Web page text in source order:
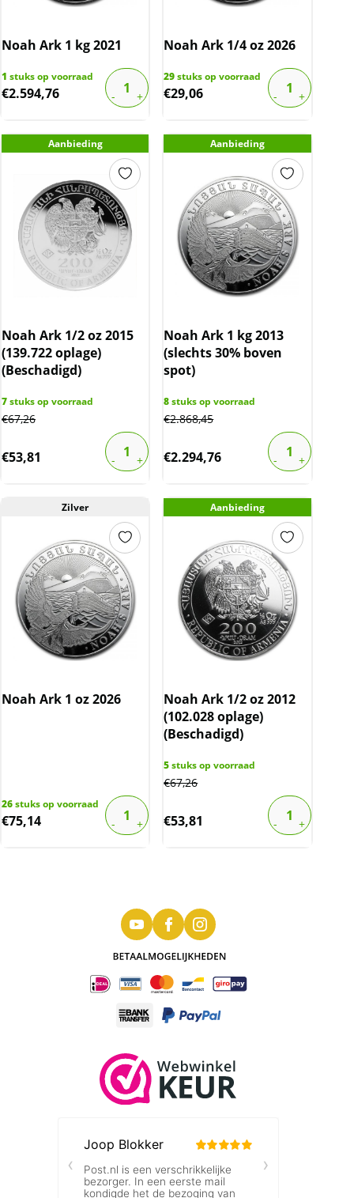
Noah Ark 1 kg 2021
1 stuks op voorraad
€2.594,76
Noah Ark 1/4 oz 2026
29stuks op voorraad
€29,06
Aanbieding
Noah Ark 1/2 oz 2015
(139.722 oplage)
(Beschadigd)
7stuks op voorraad
€67,26
€53,81
Aanbieding
Noah Ark 1 kg 2013
(slechts 30% boven
spot)
8stuks op voorraad
€2.868,45
€2.294,76
Zilver
Noah Ark 1 oz 2026
26stuks op voorraad
€75,14
Aanbieding
Noah Ark 1/2 oz 2012
(102.028 oplage)
(Beschadigd)
5stuks op voorraad
€67,26
€53,81